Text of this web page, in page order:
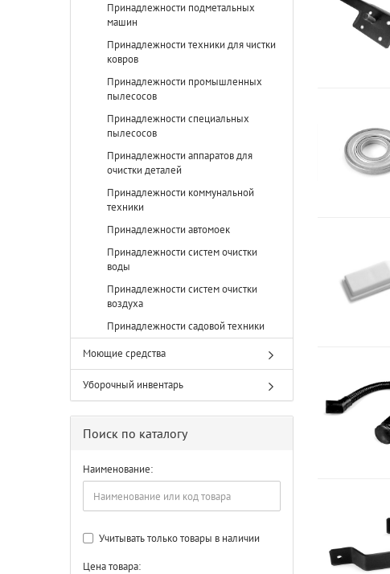
Принадлежности подметальных
машин
Принадлежности техники для чистки
ковров
Принадлежности промышленных
пылесосов
Принадлежности специальных
пылесосов
Принадлежности аппаратов для
очистки деталей
Принадлежности коммунальной
техники
Принадлежности автомоек
Принадлежности систем очистки
воды
Принадлежности систем очистки
воздуха
Принадлежности садовой техники
Моющие средства
Уборочный инвентарь
Поиск по каталогу
Наименование:
Учитывать только товары в наличии
Цена товара: